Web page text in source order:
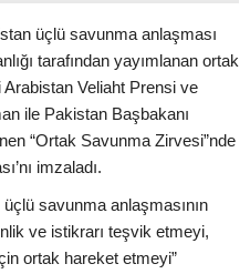
üçlü savunma anlaşması
tarafından yayımlanan ortak
Veliaht Prensi ve
ile Pakistan Başbakanı
“Ortak Savunma Zirvesi”nde
imzaladı.
savunma anlaşmasının
ve istikrarı teşvik etmeyi,
ortak hareket etmeyi”